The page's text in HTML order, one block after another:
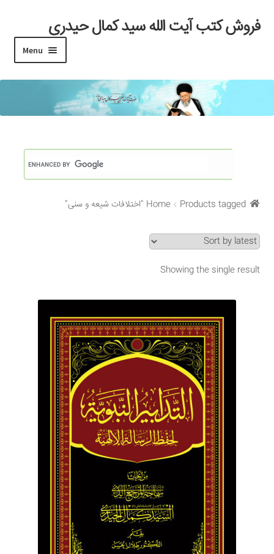
Skip
to
Skip
to
فروش کتب آیت الله سید کمال حیدری
Menu
خانه
#97 (بدون عنوان)
Checkout
My account
Search Results
Shop
ثبت شکایات
حساب کاربری من
Home Products tagged “اختلافات شیعه و سنی”
Showing the single result